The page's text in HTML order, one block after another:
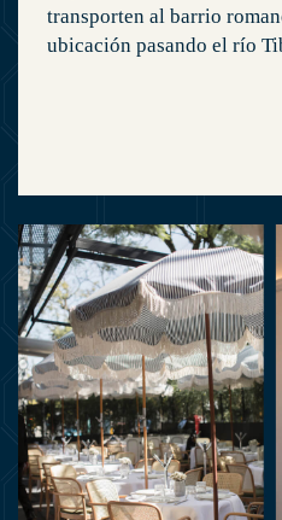
transporten al barrio
ubicación pasando el río